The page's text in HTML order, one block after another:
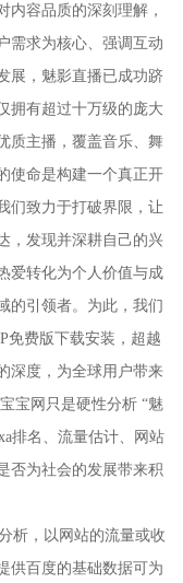
内容品质的深刻理解，
需求为核心、强调互动
展，魅影直播已成功跻
拥有超过十万级的庞大
质主播，覆盖音乐、舞
使命是构建一个真正开
们致力于打破界限，让
，发现并深耕自己的兴
爱转化为个人价值与成
的引领者。为此，我们
免费版下载安装，超越
深度，为全球用户带来
宝网只是硬性分析 “魅
排名、流量估计、网站
否为社会的发展带来积
析，以网站的流量或收
供百度的基础数据可为